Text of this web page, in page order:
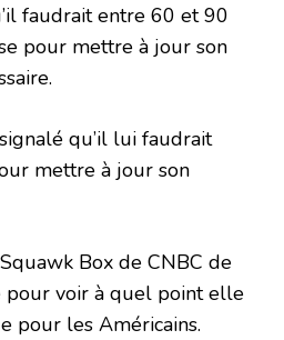
faudrait entre 60 et 90
pour mettre à jour son
qu’il lui faudrait
mettre à jour son
Box de CNBC de
pour voir à quel point elle
pour les Américains.